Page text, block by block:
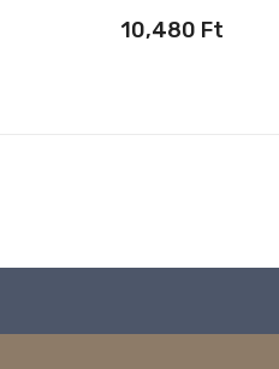
10,480 Ft